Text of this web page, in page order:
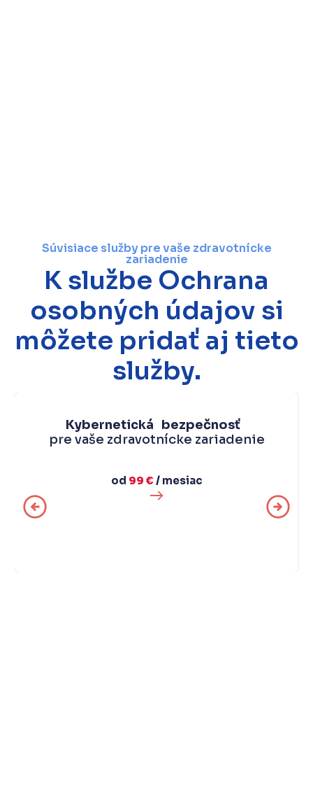
Súvisiace služby pre vaše zdravotnícke
zariadenie
K službe Ochrana
osobných údajov si
môžete pridať aj tieto
služby.
Kybernetická bezpečnosť
pre vaše zdravotnícke zariadenie
od 99 € / mesiac